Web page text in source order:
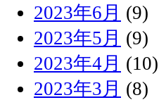
2023年6月 (9)
2023年5月 (9)
2023年4月 (10)
2023年3月 (8)